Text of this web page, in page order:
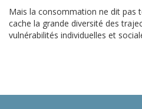
Mais la consommation ne dit pas
cache la grande diversité des
vulnérabilités individuelles et